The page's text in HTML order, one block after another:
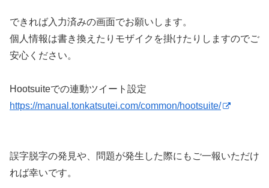
できれば入力済みの画面でお願いします。
個人情報は書き換えたりモザイクを掛けたりしますのでご
安心ください。
Hootsuiteでの連動ツイート設定
https://manual.tonkatsutei.com/common/hootsuite/
誤字脱字の発見や、問題が発生した際にもご一報いただけ
れば幸いです。